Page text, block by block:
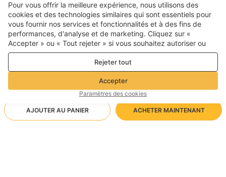
AJOUTER AU PANIER ACHETER MAINTENANT
€ EUR France
©2026 Voghion
termes et conditions
Politique de confidentialité et de cookies
Règles communautaires
Pour vous offrir la meilleure expérience, nous utilisons des
cookies et des technologies similaires qui sont essentiels pour
vous fournir nos services et fonctionnalités et à des fins de
performances, d'analyse et de marketing. Cliquez sur «
Accepter » ou « Tout rejeter » si vous souhaitez autoriser ou
refuser tout. cookies à des fins de performance, d’analyse et
de marketing. Pour plus de détails, consultez notre
confidentialité et de cookies
Rejeter tout
Accepter
Paramètres des cookies